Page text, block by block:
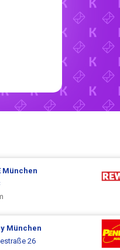
München
München
26